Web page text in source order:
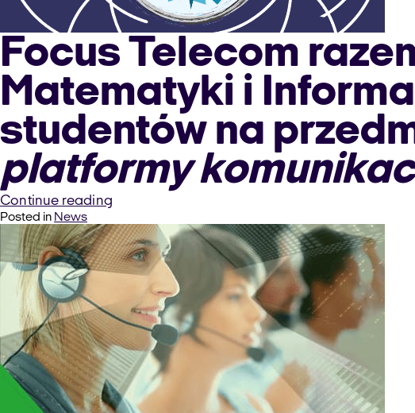
Focus Telecom
Matematyki i
studentów na
platformy
Continue reading“Środowisko
wielokanałowej
platformy
komunikacyjnej
ćwiczenia
na
Uniwersytecie
Łódzkim”
Posted in News